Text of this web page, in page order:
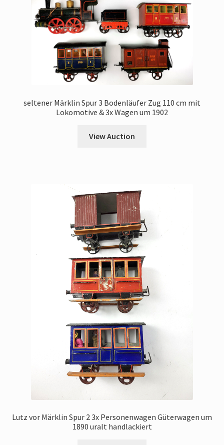
seltener Märklin Spur 3 Bodenläufer Zug 110 cm mit
Lokomotive & 3x Wagen um 1902
View Auction
Lutz vor Märklin Spur 2 3x Personenwagen Güterwagen um
1890 uralt handlackiert